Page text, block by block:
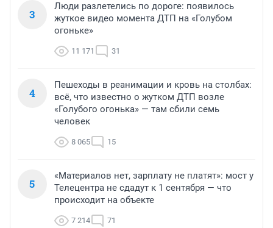
3
Люди разлетелись по дороге: появилось
жуткое видео момента ДТП на «Голубом
огоньке»
11 171 31
4
Пешеходы в реанимации и кровь на столбах:
всё, что известно о жутком ДТП возле
«Голубого огонька» — там сбили семь
человек
8 065 15
5
«Материалов нет, зарплату не платят»: мост у
Телецентра не сдадут к 1 сентября — что
происходит на объекте
7 214 71